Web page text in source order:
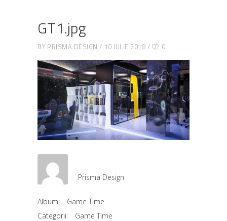
GT1.jpg
BY PRISMA DESIGN 10 IULIE 2018 0
Prisma Design
Album:
Game Time
Categorii:
Game Time